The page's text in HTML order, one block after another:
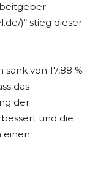
)“ stieg dieser
von 17,88 %
das
der
und die
einen